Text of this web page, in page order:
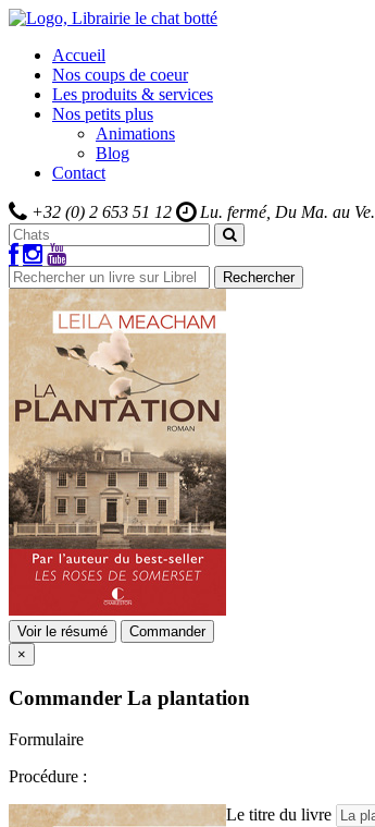
Accueil
Nos coups de coeur
Les produits & services
Nos petits plus
Animations
Blog
Contact
+32 (0) 2 653 51 12 Lu. fermé, Du Ma. au Ve.
Rechercher
Voir le résumé
Commander
×
Commander La plantation
Formulaire
Procédure :
Le titre du livre